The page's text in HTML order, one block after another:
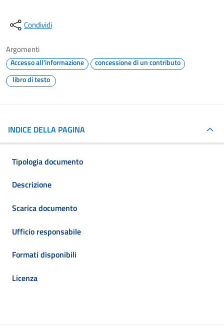
Condividi
Argomenti
Accesso all'informazione
concessione di un contributo
libro di testo
INDICE DELLA PAGINA
Tipologia documento
Descrizione
Scarica documento
Ufficio responsabile
Formati disponibili
Licenza